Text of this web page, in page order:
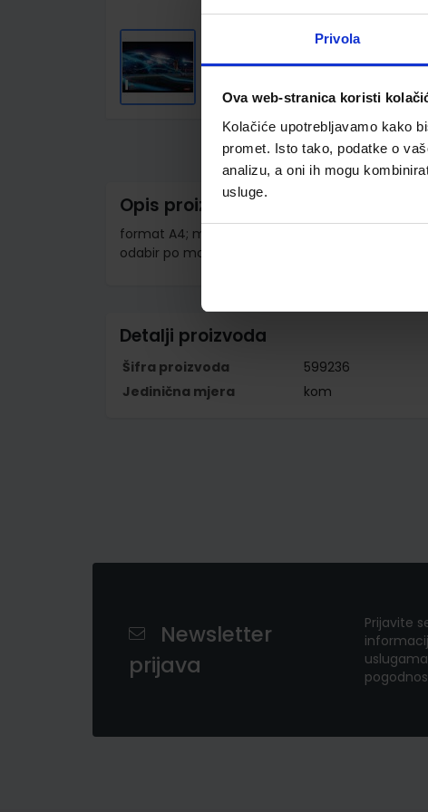
Privola
Ova web-stranica koristi
Kolačiće upotrebljavamo kako
promet. Isto tako, podatke o
analizu, a oni ih mogu
usluge.
gallery
Opis proizvoda
format A4; meki uvez; 54 listova; papir 80 g/
odabir po motivu moguć putem napomene u
Detalji proizvoda
Šifra proizvoda
599236
Jedinična mjera
kom
Newsletter
prijava
Prijavite